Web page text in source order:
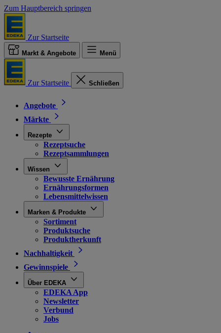
Zum Hauptbereich springen
Zur Startseite
Markt & Angebote Menü
Zur Startseite Schließen
Angebote
Märkte
Rezepte
Rezeptsuche
Rezeptsammlungen
Wissen
Bewusste Ernährung
Ernährungsformen
Lebensmittelwissen
Marken & Produkte
Sortiment
Produktsuche
Produktherkunft
Nachhaltigkeit
Gewinnspiele
Über EDEKA
EDEKA App
Newsletter
Verbund
Jobs